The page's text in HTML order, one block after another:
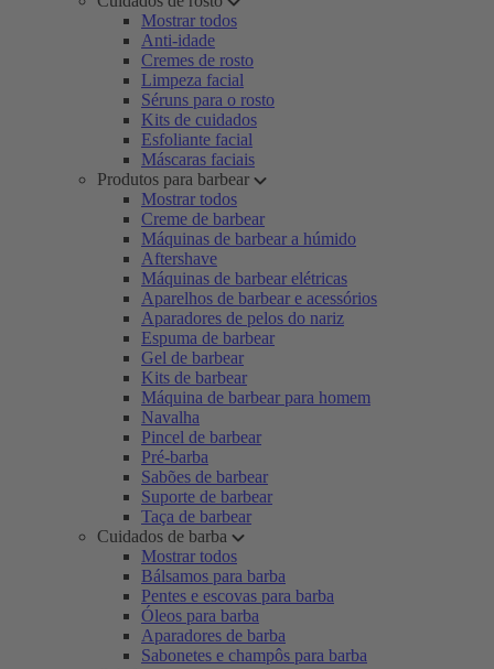
Mostrar todos
Anti-idade
Cremes de rosto
Limpeza facial
Séruns para o rosto
Kits de cuidados
Esfoliante facial
Máscaras faciais
Produtos para barbear
Mostrar todos
Creme de barbear
Máquinas de barbear a húmido
Aftershave
Máquinas de barbear elétricas
Aparelhos de barbear e acessórios
Aparadores de pelos do nariz
Espuma de barbear
Gel de barbear
Kits de barbear
Máquina de barbear para homem
Navalha
Pincel de barbear
Pré-barba
Sabões de barbear
Suporte de barbear
Taça de barbear
Cuidados de barba
Mostrar todos
Bálsamos para barba
Pentes e escovas para barba
Óleos para barba
Aparadores de barba
Sabonetes e champôs para barba